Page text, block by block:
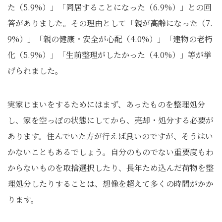
た（5.9%）」「同居することになった（6.9%）」との回
答がありました。その理由として「親が高齢になった（7.
9%）」「親の健康・安全が心配（4.0%）」「建物の老朽
化（5.9%）」「生前整理がしたかった（4.0%）」等が挙
げられました。
実家じまいをするためにはまず、あったものを整理処分
し、家を空っぽの状態にしてから、売却・処分する必要が
あります。住んでいた方が行えば良いのですが、そうはい
かないこともあるでしょう。自分のものでない重要度もわ
からないものを取捨選択したり、長年ため込んだ荷物を整
理処分したりすることは、想像を超えて多くの時間がかか
ります。